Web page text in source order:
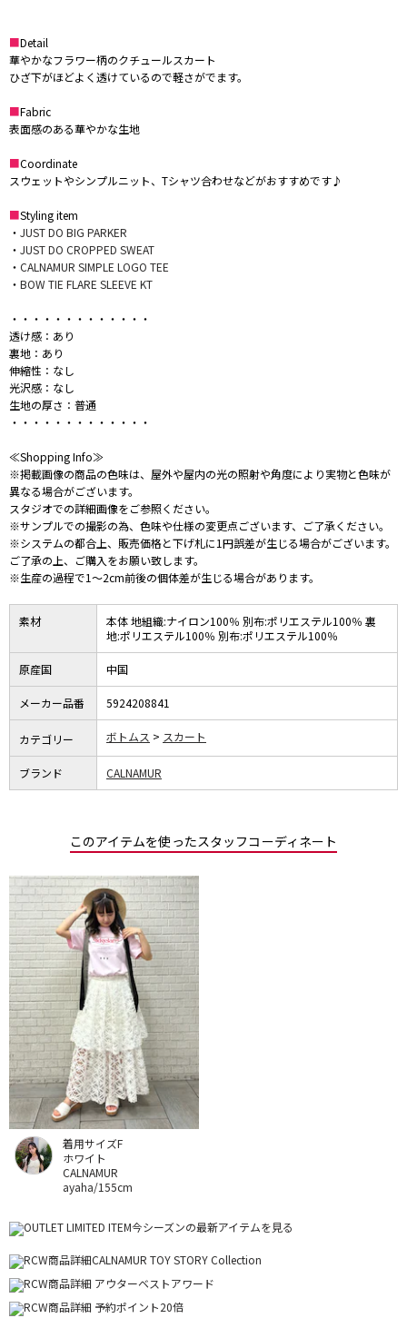
■Detail
華やかなフラワー柄のクチュールスカート
ひざ下がほどよく透けているので軽さがでます。
■Fabric
表面感のある華やかな生地
■Coordinate
スウェットやシンプルニット、Tシャツ合わせなどがおすすめです♪
■Styling item
・ JUST DO BIG PARKER
・ JUST DO CROPPED SWEAT
・ CALNAMUR SIMPLE LOGO TEE
・ BOW TIE FLARE SLEEVE KT
・・・・・・・・・・・・・
透け感：あり
裏地：あり
伸縮性：なし
光沢感：なし
生地の厚さ：普通
・・・・・・・・・・・・・
≪Shopping Info≫
※掲載画像の商品の色味は、屋外や屋内の光の照射や角度により実物と色味が
異なる場合がございます。
スタジオでの詳細画像をご参照ください。
※サンプルでの撮影の為、色味や仕様の変更点ございます、ご了承ください。
※システムの都合上、販売価格と下げ札に1円誤差が生じる場合がございます。
ご了承の上、ご購入をお願い致します。
※生産の過程で1～2cm前後の個体差が生じる場合があります。
素材
本体 地組織:ナイロン100％ 別布:ポリエステル100％ 裏
地:ポリエステル100％ 別布:ポリエステル100％
原産国 中国
メーカー品番 5924208841
カテゴリー ボトムス スカート
ブランド CALNAMUR
このアイテムを使ったスタッフコーディネート
着用サイズF
ホワイト
CALNAMUR
ayaha/155cm